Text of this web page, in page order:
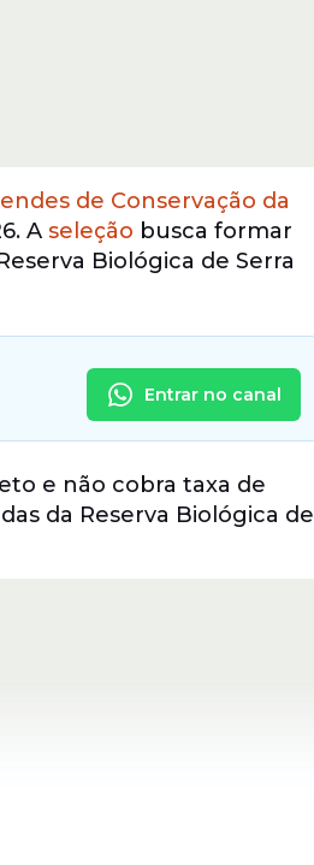
de Conservação da
A seleção busca formar
Biológica de Serra
Entrar no canal
e não cobra taxa de
da Reserva Biológica de